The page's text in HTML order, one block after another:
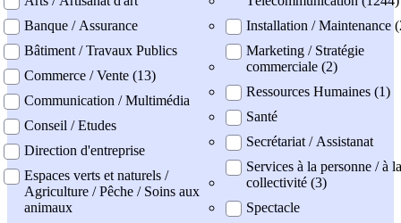
Banque / Assurance
Bâtiment / Travaux Publics
Commerce / Vente (13)
Communication / Multimédia
Conseil / Etudes
Direction d'entreprise
Espaces verts et naturels /
Agriculture / Pêche / Soins aux
animaux
Installation / Maintenance
Marketing / Stratégie
commerciale (2)
Ressources Humaines (1)
Santé
Secrétariat / Assistanat
Services à la personne / à la
collectivité (3)
Spectacle